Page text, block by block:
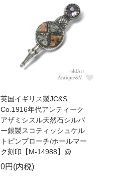
英国イギリス製JC&S
Co.1916年代アンティーク
アザミシスル天然石シルバ
ー銀製スコティッシュケル
トピンブローチ/ホールマー
ク刻印【M-14988】@
0円(内税)